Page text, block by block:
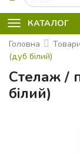
☰
КАТАЛОГ
Головна
Товари
(дуб білий)
Стелаж /
білий)